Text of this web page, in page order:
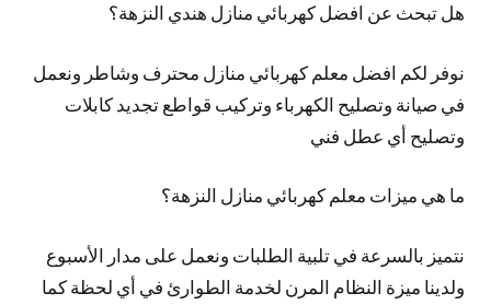
هل تبحث عن افضل كهربائي منازل هندي النزهة؟
نوفر لكم افضل معلم كهربائي منازل محترف وشاطر ونعمل
في صيانة وتصليح الكهرباء وتركيب قواطع تجديد كابلات
وتصليح أي عطل فني
ما هي ميزات معلم كهربائي منازل النزهة؟
نتميز بالسرعة في تلبية الطلبات ونعمل على مدار الأسبوع
ولدينا ميزة النظام المرن لخدمة الطوارئ في أي لحظة كما